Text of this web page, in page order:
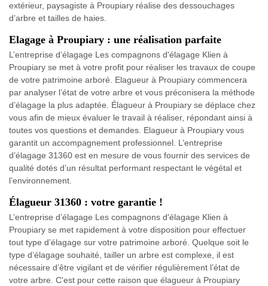
extérieur, paysagiste à Proupiary réalise des dessouchages
d’arbre et tailles de haies.
Elagage à Proupiary : une réalisation parfaite
L’entreprise d’élagage Les compagnons d'élagage Klien à
Proupiary se met à votre profit pour réaliser les travaux de coupe
de votre patrimoine arboré. Elagueur à Proupiary commencera
par analyser l’état de votre arbre et vous préconisera la méthode
d’élagage la plus adaptée. Élagueur à Proupiary se déplace chez
vous afin de mieux évaluer le travail à réaliser, répondant ainsi à
toutes vos questions et demandes. Elagueur à Proupiary vous
garantit un accompagnement professionnel. L’entreprise
d’élagage 31360 est en mesure de vous fournir des services de
qualité dotés d’un résultat performant respectant le végétal et
l’environnement.
Élagueur 31360 : votre garantie !
L’entreprise d’élagage Les compagnons d'élagage Klien à
Proupiary se met rapidement à votre disposition pour effectuer
tout type d’élagage sur votre patrimoine arboré. Quelque soit le
type d’élagage souhaité, tailler un arbre est complexe, il est
nécessaire d’être vigilant et de vérifier régulièrement l’état de
votre arbre. C'est pour cette raison que élagueur à Proupiary